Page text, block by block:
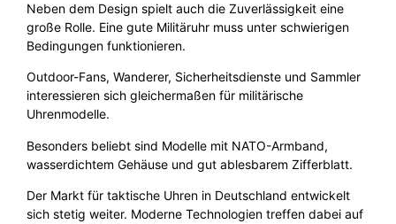
Neben dem Design spielt auch die Zuverlässigkeit eine
große Rolle. Eine gute Militäruhr muss unter schwierigen
Bedingungen funktionieren.
Outdoor-Fans, Wanderer, Sicherheitsdienste und Sammler
interessieren sich gleichermaßen für militärische
Uhrenmodelle.
Besonders beliebt sind Modelle mit NATO-Armband,
wasserdichtem Gehäuse und gut ablesbarem Zifferblatt.
Der Markt für taktische Uhren in Deutschland entwickelt
sich stetig weiter. Moderne Technologien treffen dabei auf